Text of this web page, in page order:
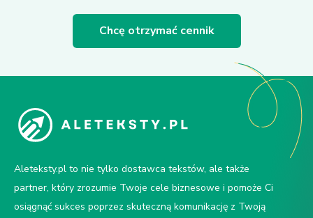
Chcę otrzymać cennik
Aleteksty.pl to nie tylko dostawca tekstów, ale także
partner, który zrozumie Twoje cele biznesowe i pomoże Ci
osiągnąć sukces poprzez skuteczną komunikację z Twoją